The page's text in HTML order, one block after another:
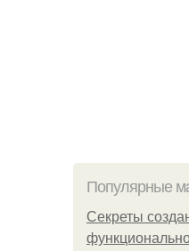
Популярные
Секреты